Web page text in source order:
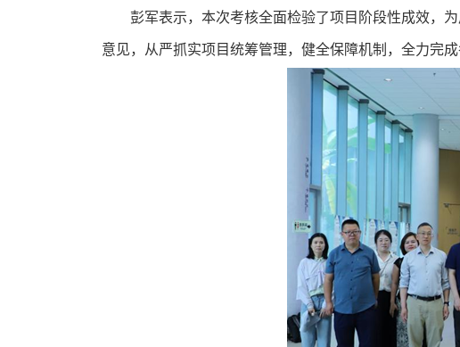
彭军表示，本次考核全面检验了项目阶段性成效，
意见，从严抓实项目统筹管理，健全保障机制，全力完